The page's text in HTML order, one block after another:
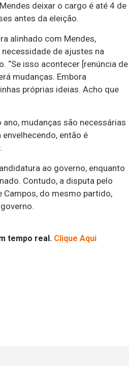
deixar o cargo é até 4 de
antes da eleição.
alinhado com Mendes,
necessidade de ajustes na
“Se isso acontecer [renúncia de
mudanças. Embora
próprias ideias. Acho que
mudanças são necessárias
então é
ao governo, enquanto
Contudo, a disputa pelo
Campos, do mesmo partido,
tempo real. Clique Aqui